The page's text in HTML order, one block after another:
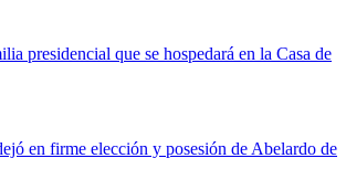
presidencial que se hospedará en la Casa de
en firme elección y posesión de Abelardo de